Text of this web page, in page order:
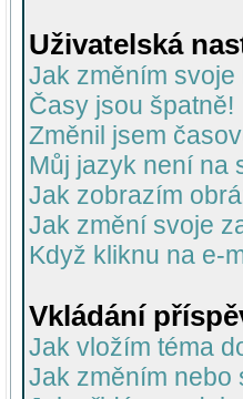
Uživatelská
Jak změním svoje
Časy jsou špatně!
Změnil jsem
Můj jazyk není na
Jak zobrazím
Jak změní svoje
Když kliknu na e-
Vkládání
Jak vložím téma
Jak změním nebo